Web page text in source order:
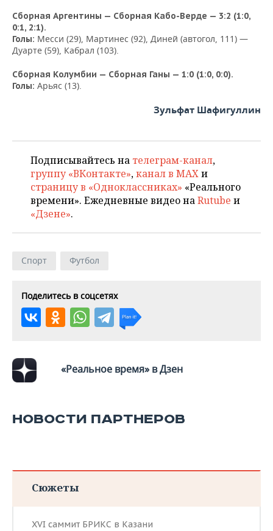
Сборная Аргентины — Сборная Кабо-Верде — 3:2 (1:0,
0:1, 2:1).
Голы: Месси (29), Мартинес (92), Диней (автогол, 111) —
Дуарте (59), Кабрал (103).
Сборная Колумбии — Сборная Ганы — 1:0 (1:0, 0:0).
Голы: Арьяс (13).
Зульфат Шафигуллин
Подписывайтесь на телеграм-канал,
группу «ВКонтакте»,канал в MAXи
страницу в «Одноклассниках» «Реального
времени». Ежедневные видео наRutube и
«Дзене».
Спорт Футбол
Поделитесь в соцсетях
«Реальное время» в Дзен
НОВОСТИ ПАРТНЕРОВ
Сюжеты
XVI саммит БРИКС в Казани